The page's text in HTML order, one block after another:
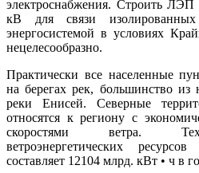
электроснабжения. Строить
кВ для связи
энергосистемой в условиях
нецелесообразно.
Практически все населенные
на берегах рек, большинство
реки Енисей. Северные
относятся к региону с
скоростями ветра.
ветроэнергетических
составляет 12104 млрд. кВт • ч в